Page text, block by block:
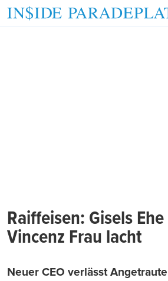
Raiffeisen: Gisels
Vincenz Frau lacht
Neuer CEO verlässt